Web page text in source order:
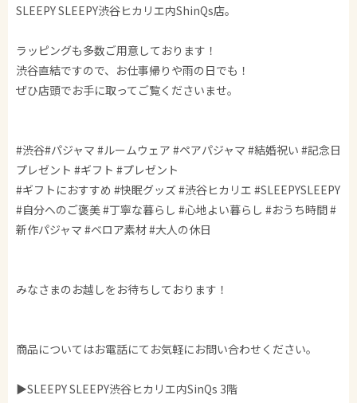
SLEEPY SLEEPY渋谷ヒカリエ内ShinQs店。
ラッピングも多数ご用意しております！
渋谷直結ですので、お仕事帰りや雨の日でも！
ぜひ店頭でお手に取ってご覧くださいませ。
#渋谷#パジャマ #ルームウェア #ペアパジャマ #結婚祝い #記念日
プレゼント #ギフト #プレゼント
#ギフトにおすすめ #快眠グッズ #渋谷ヒカリエ #SLEEPYSLEEPY
#自分へのご褒美 #丁寧な暮らし #心地よい暮らし #おうち時間 #
新作パジャマ #ベロア素材 #大人の休日
みなさまのお越しをお待ちしております！
商品についてはお電話にてお気軽にお問い合わせください。
▶SLEEPY SLEEPY渋谷ヒカリエ内SinQs 3階